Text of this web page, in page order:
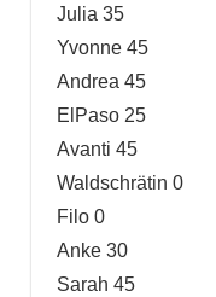
Julia 35
Yvonne 45
Andrea 45
ElPaso 25
Avanti 45
Waldschrätin 0
Filo 0
Anke 30
Sarah 45